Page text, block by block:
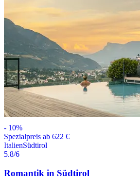
- 10%
Spezialpreis ab 622 €
ItalienSüdtirol
5.8/6
Romantik in Südtirol